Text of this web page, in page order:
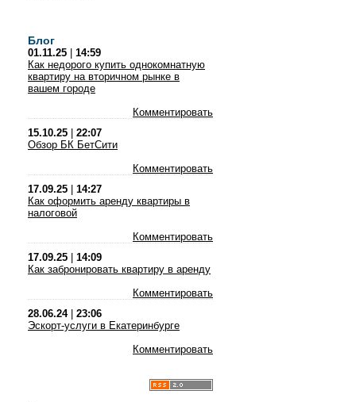
Блог
01.11.25
14:59
Как недорого купить однокомнатную
квартиру на вторичном рынке в
вашем городе
Комментировать
15.10.25
22:07
Обзор БК БетСити
Комментировать
17.09.25
14:27
Как оформить аренду квартиры в
налоговой
Комментировать
17.09.25
14:09
Как забронировать квартиру в аренду
Комментировать
28.06.24| 23:06
Эскорт-услуги в Екатеринбурге
Комментировать